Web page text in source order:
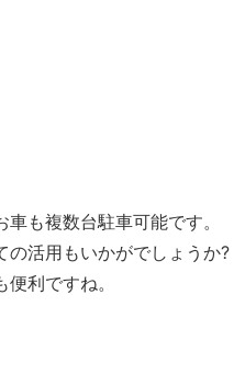
も複数台駐車可能です。
の活用もいかがでしょうか?
利ですね。